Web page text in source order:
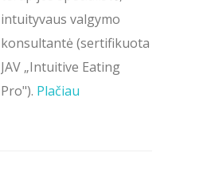
intuityvaus valgymo
konsultantė (sertifikuota
JAV „Intuitive Eating
Pro"). Plačiau